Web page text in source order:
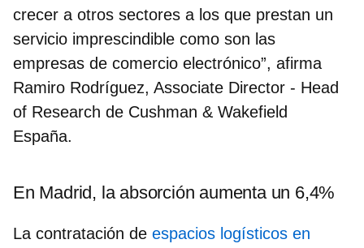
crecer a otros sectores a los que prestan un
servicio imprescindible como son las
empresas de comercio electrónico”, afirma
Ramiro Rodríguez, Associate Director - Head
of Research de Cushman & Wakefield
España.
En Madrid, la absorción aumenta un 6,4%
La contratación de espacios logísticos en